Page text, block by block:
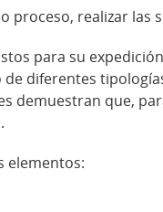
proceso, realizar las
para su
diferentes
demuestran que,
elementos: